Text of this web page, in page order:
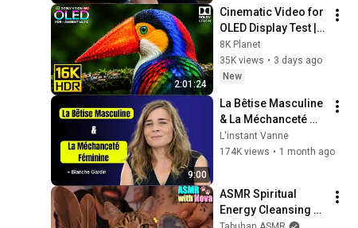
2:01:24
Cinematic Video for
OLED Display Test |
16K HDR 240fps
Dolby Vision (4K
Video • 8K ULTRA HD
8K Planet
35K views • 3 days ago
New
9:00
La Bêtise Masculine
& La Méchanceté
Féminine | Blanche
Gardin Humour
L'instant Vanne
174K views • 1 month ago
ASMR Spiritual
Energy Cleansing